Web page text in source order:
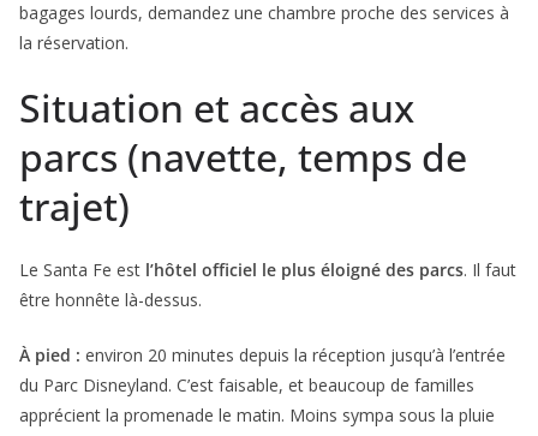
bagages lourds, demandez une chambre proche des services à
la réservation.
Situation et accès aux
parcs (navette, temps de
trajet)
Le Santa Fe est l’hôtel officiel le plus éloigné des parcs. Il faut
être honnête là-dessus.
À pied : environ 20 minutes depuis la réception jusqu’à l’entrée
du Parc Disneyland. C’est faisable, et beaucoup de familles
apprécient la promenade le matin. Moins sympa sous la pluie